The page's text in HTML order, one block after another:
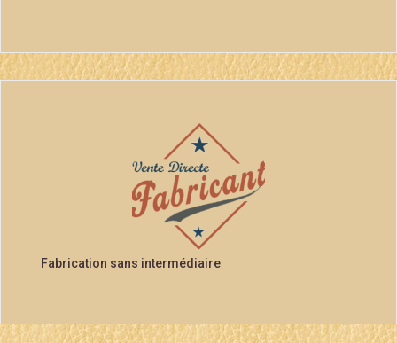
Fabrication sans intermédiaire